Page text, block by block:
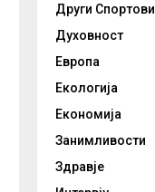
Други Спортови
Духовност
Европа
Екологија
Економија
Занимливости
Здравје